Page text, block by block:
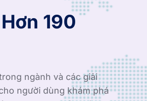
190
ngành và các giải
người dùng khám phá